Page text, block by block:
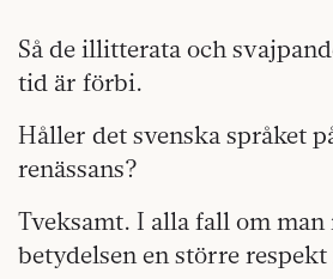
Så de illitterata och
tid är förbi.
Håller det svenska språket
renässans?
Tveksamt. I alla fall om man
betydelsen en större